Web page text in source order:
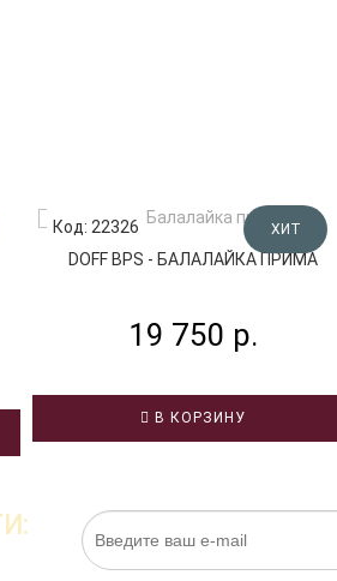
Код: 22326 ХИТ
DOFF BPS - БАЛАЛАЙКА ПРИМА
19 750 р.
В КОРЗИНУ